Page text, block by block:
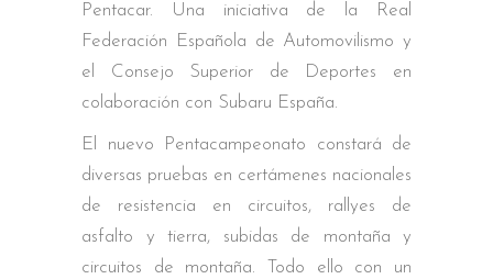
Pentacar. Una iniciativa de la Real
Federación Española de Automovilismo y
el Consejo Superior de Deportes en
colaboración con Subaru España.
El nuevo Pentacampeonato constará de
diversas pruebas en certámenes nacionales
de resistencia en circuitos, rallyes de
asfalto y tierra, subidas de montaña y
circuitos de montaña. Todo ello con un